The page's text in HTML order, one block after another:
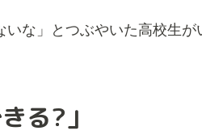
な」とつぶやいた高校生
る?」